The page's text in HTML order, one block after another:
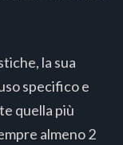
la sua
specifico e
quella più
almeno 2